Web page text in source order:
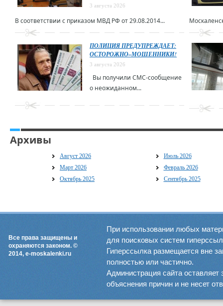
3 августа 2026
В соответствии с приказом МВД РФ от 29.08.2014...
ПОЛИЦИЯ ПРЕДУПРЕЖДАЕТ:
ОСТОРОЖНО–МОШЕННИКИ!
3 августа 2026
Вы получили СМС-сообщение
о неожиданном...
Архивы
Август 2026
Июль 2026
Март 2026
Февраль 2026
Октябрь 2025
Сентябрь 2025
Все права защищены и
охраняются законом. ©
2014, e-moskalenki.ru
При использовании любых
для поисковых систем
Гиперссылка размещается вне
полностью или частично.
Администрация сайта оставляет
объяснения причин и не несет